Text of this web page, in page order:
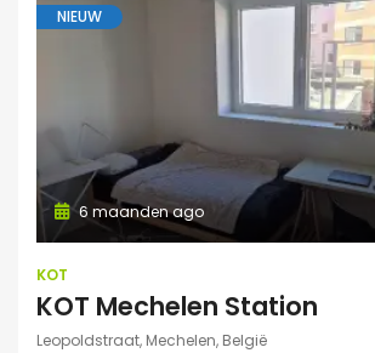
NIEUW
6 maanden ago
KOT
KOT Mechelen Station
Leopoldstraat, Mechelen, België